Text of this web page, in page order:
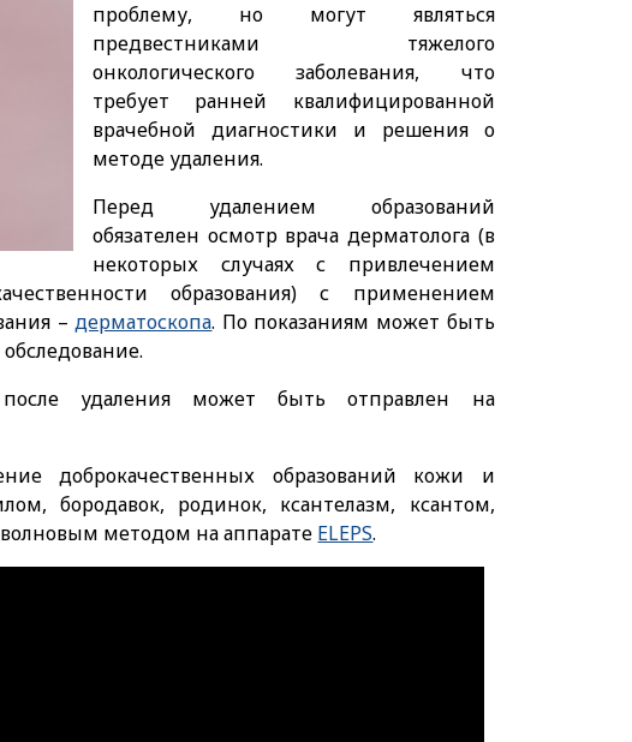
проблему, но могут являться
предвестниками тяжелого
онкологического заболевания, что
требует ранней квалифицированной
врачебной диагностики и решения о
методе удаления.
Перед удалением образований
обязателен осмотр врача дерматолога (в
некоторых случаях с привлечением
образования) с применением
–дерматоскопа. По показаниям может быть
удаления может быть отправлен на
доброкачественных образований кожи и
бородавок, родинок, ксантелазм, ксантом,
методом на аппарате ELEPS.